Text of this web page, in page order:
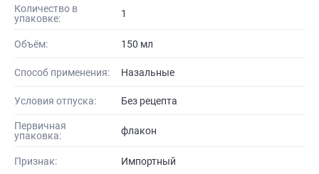
Количество в
упаковке:
1
Объём: 150 мл
Способ применения: Назальные
Условия отпуска: Без рецепта
Первичная
упаковка:
флакон
Признак: Импортный